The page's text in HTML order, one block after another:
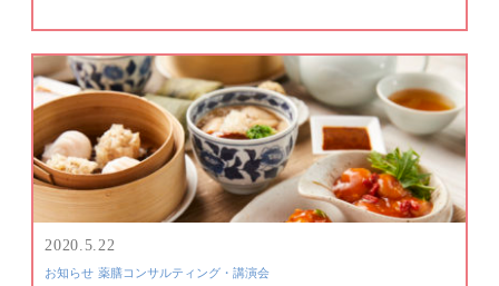
2020.5.22
お知らせ 薬膳コンサルティング・講演会